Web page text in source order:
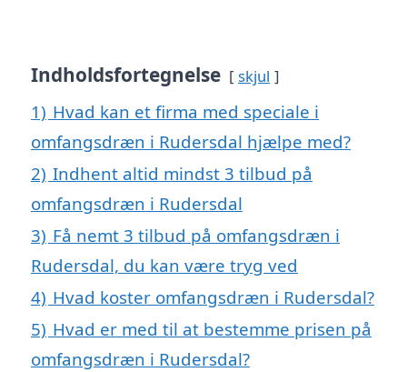
Indholdsfortegnelse skjul
1) Hvad kan et firma med speciale i
omfangsdræn i Rudersdal hjælpe med?
2) Indhent altid mindst 3 tilbud på
omfangsdræn i Rudersdal
3) Få nemt 3 tilbud på omfangsdræn i
Rudersdal, du kan være tryg ved
4) Hvad koster omfangsdræn i Rudersdal?
5) Hvad er med til at bestemme prisen på
omfangsdræn i Rudersdal?